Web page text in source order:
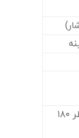
استیل ضد زنگ با قطر ۱۸۰